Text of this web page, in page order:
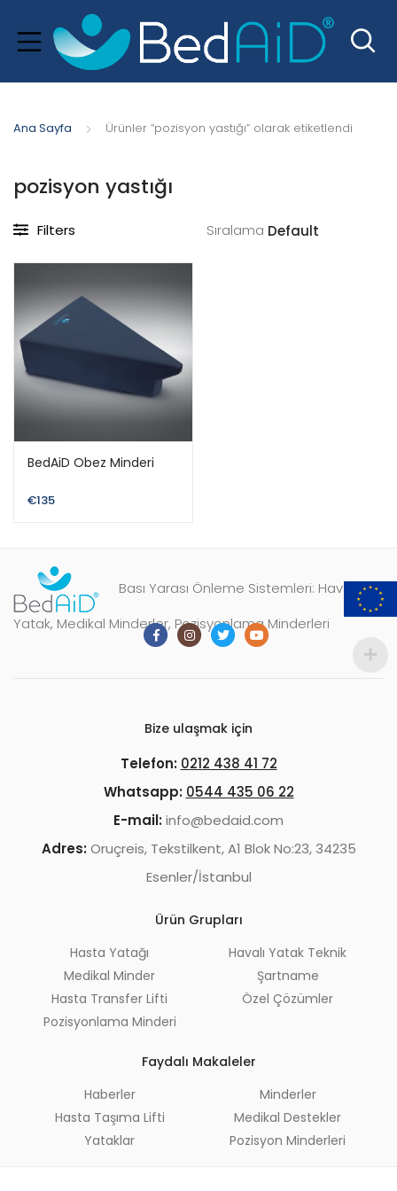
Ana Sayfa Ürünler “pozisyon yastığı” olarak etiketlendi
pozisyon yastığı
Filters Sıralama
BedAiD Obez Minderi
€135
Bası Yarası Önleme Sistemleri: Havalı
Yatak, Medikal Minderler, Pozisyonlama Minderleri
Bize ulaşmak için
Telefon: 0212 438 41 72
Whatsapp: 0544 435 06 22
E-mail: info@bedaid.com
Adres: Oruçreis, Tekstilkent, A1 Blok No:23, 34235
Esenler/İstanbul
Ürün Grupları
Hasta Yatağı
Medikal Minder
Hasta Transfer Lifti
Pozisyonlama Minderi
Havalı Yatak Teknik
Şartname
Özel Çözümler
Faydalı Makaleler
Haberler
Hasta Taşıma Lifti
Yataklar
Minderler
Medikal Destekler
Pozisyon Minderleri